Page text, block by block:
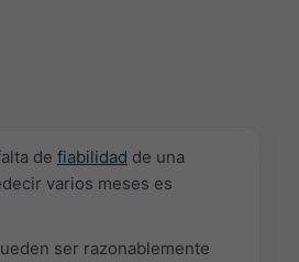
de fiabilidad de una
varios meses es
ser razonablemente